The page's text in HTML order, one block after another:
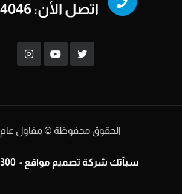
اتصل الأن: 0501874046
الحقوق محفوظة © مقاول عام
سبأتك شركة تصميم مواقع -